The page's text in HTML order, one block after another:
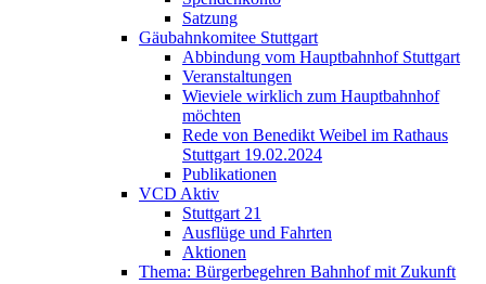
Satzung
Gäubahnkomitee Stuttgart
Abbindung vom Hauptbahnhof Stuttgart
Veranstaltungen
Wieviele wirklich zum Hauptbahnhof
möchten
Rede von Benedikt Weibel im Rathaus
Stuttgart 19.02.2024
Publikationen
VCD Aktiv
Stuttgart 21
Ausflüge und Fahrten
Aktionen
Thema: Bürgerbegehren Bahnhof mit Zukunft